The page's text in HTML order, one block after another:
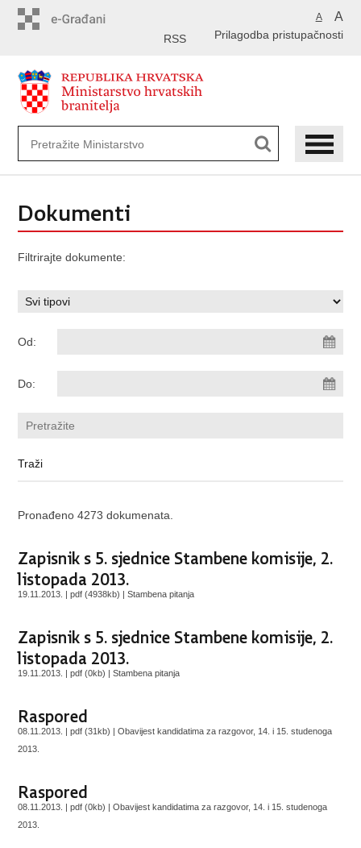
A A
Prilagodba pristupačnosti
RSS
Dokumenti
Filtrirajte dokumente:
Od:
Do:
Pronađeno 4273 dokumenata.
Zapisnik s 5. sjednice Stambene komisije, 2.
listopada 2013.
19.11.2013. | pdf (4938kb) |Stambena pitanja
Zapisnik s 5. sjednice Stambene komisije, 2.
listopada 2013.
19.11.2013. | pdf (0kb) |Stambena pitanja
Raspored
08.11.2013. | pdf (31kb) |Obavijest kandidatima za razgovor, 14. i 15. studenoga
2013.
Raspored
08.11.2013. | pdf (0kb) |Obavijest kandidatima za razgovor, 14. i 15. studenoga
2013.